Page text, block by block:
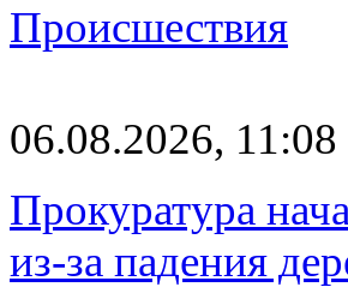
Происшествия
06.08.2026, 11:08
Прокуратура
из-за падения